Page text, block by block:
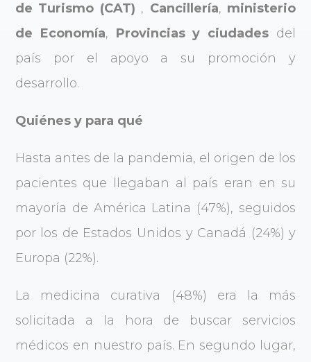
de Turismo (CAT) , Cancillería, ministerio
de Economía, Provincias y ciudades del
país por el apoyo a su promoción y
desarrollo.
Quiénes y para qué
Hasta antes de la pandemia, el origen de los
pacientes que llegaban al país eran en su
mayoría de América Latina (47%), seguidos
por los de Estados Unidos y Canadá (24%) y
Europa (22%).
La medicina curativa (48%) era la más
solicitada a la hora de buscar servicios
médicos en nuestro país. En segundo lugar,